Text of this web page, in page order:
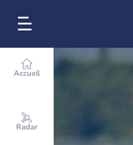
Accueil
Radar